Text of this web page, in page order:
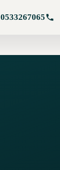
0533267065